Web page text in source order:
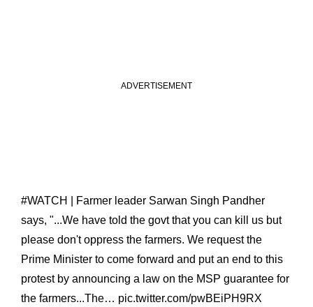
#WATCH
| Farmer leader Sarwan Singh Pandher
says, "...We have told the govt that you can kill us but
please don't oppress the farmers. We request the
Prime Minister to come forward and put an end to this
protest by announcing a law on the MSP guarantee for
the farmers...The… pic.twitter.com/pwBEiPH9RX